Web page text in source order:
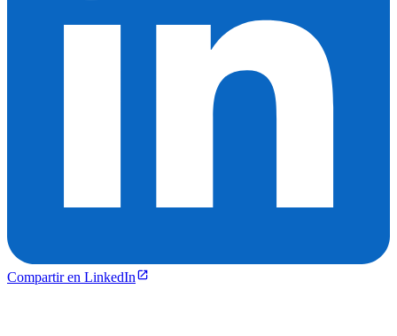
Compartir en LinkedIn